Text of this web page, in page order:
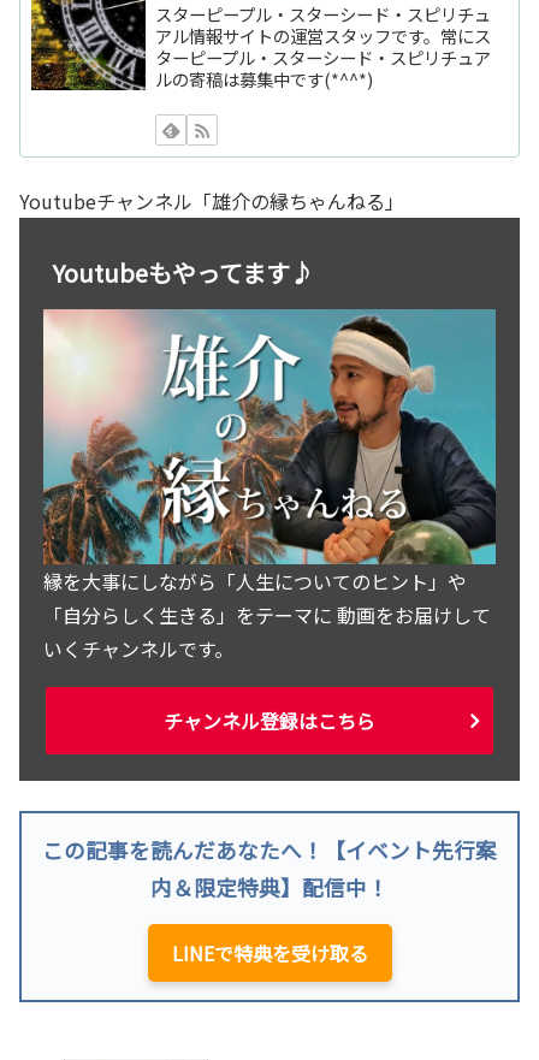
スターピープル・スターシード・スピリチュ
アル情報サイトの運営スタッフです。常にス
ターピープル・スターシード・スピリチュア
ルの寄稿は募集中です(*^^*)
Youtubeチャンネル「雄介の縁ちゃんねる」
Youtubeもやってます♪
縁を大事にしながら「人生についてのヒント」や
「自分らしく生きる」をテーマに 動画をお届けして
いくチャンネルです。
チャンネル登録はこちら
この記事を読んだあなたへ！【イベント先行案
内＆限定特典】配信中！
LINEで特典を受け取る